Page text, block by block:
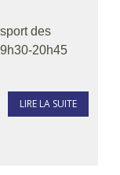
des
20h45
LIRE LA SUITE